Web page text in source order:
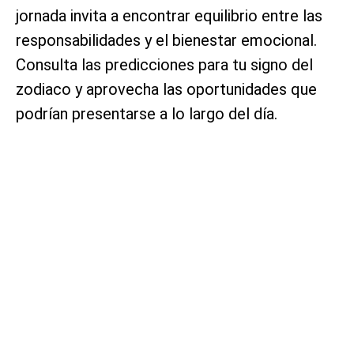
jornada invita a encontrar equilibrio entre las
responsabilidades y el bienestar emocional.
Consulta las predicciones para tu signo del
zodiaco y aprovecha las oportunidades que
podrían presentarse a lo largo del día.